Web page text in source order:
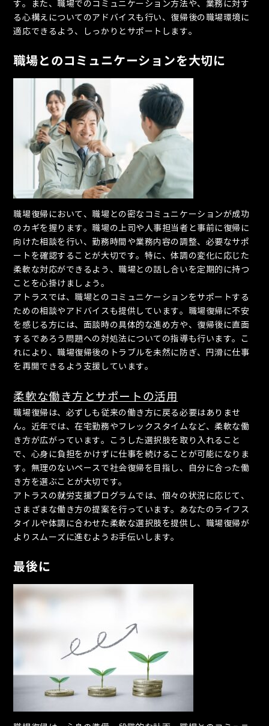
す。また、職場でのコミュニケーション方法や、業務に対す
る心構えについてのアドバイスも行い、復帰後の職場環境に
適応できるよう、しっかりとサポートします。
職場とのコミュニケーションを大切に
職場復帰において、職場との密なコミュニケーションが成功
のカギを握ります。職場の上司や人事担当者と事前に復帰に
向けた相談を行い、勤務時間や業務内容の調整、必要なサポ
ートを確認することが大切です。特に、体調の変化に応じた
柔軟な対応ができるよう、職場との話し合いを定期的に持つ
ことを心掛けましょう。
アトラスでは、職場とのコミュニケーションをサポートする
ための相談やアドバイスも提供しています。職場復帰に不安
を感じる方には、面談時の具体的な進め方や、復帰後に直面
するであろう問題への対処法についての指導も行います。こ
れにより、職場復帰後のトラブルを未然に防ぎ、円滑に仕事
を再開できるよう支援しています。
柔軟な働き方とサポートの活用
職場復帰は、必ずしも従来の働き方に戻る必要はありませ
ん。近年では、在宅勤務やフレックスタイムなど、柔軟な働
き方が広がっています。こうした選択肢を取り入れること
で、心身に負担をかけずに仕事を続けることが可能になりま
す。無理のないペースで社会復帰を目指し、自分に合った働
き方を選ぶことが大切です。
アトラスの就労支援プログラムでは、個々の状況に応じて、
さまざまな働き方の提案を行っています。あなたのライフス
タイルや体調に合わせた柔軟な選択肢を提供し、職場復帰が
よりスムーズに進むようお手伝いします。
最後に